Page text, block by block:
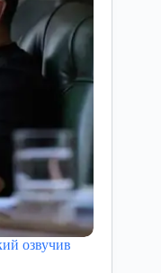
озвучив